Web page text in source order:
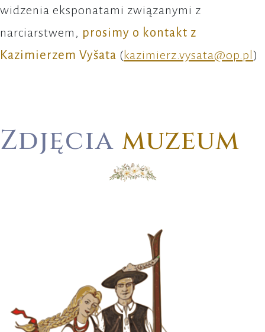
widzenia eksponatami związanymi z
narciarstwem, prosimy o kontakt z
Kazimierzem Vyšata (kazimierz.vysata@op.pl )
Zdjęcia muzeum